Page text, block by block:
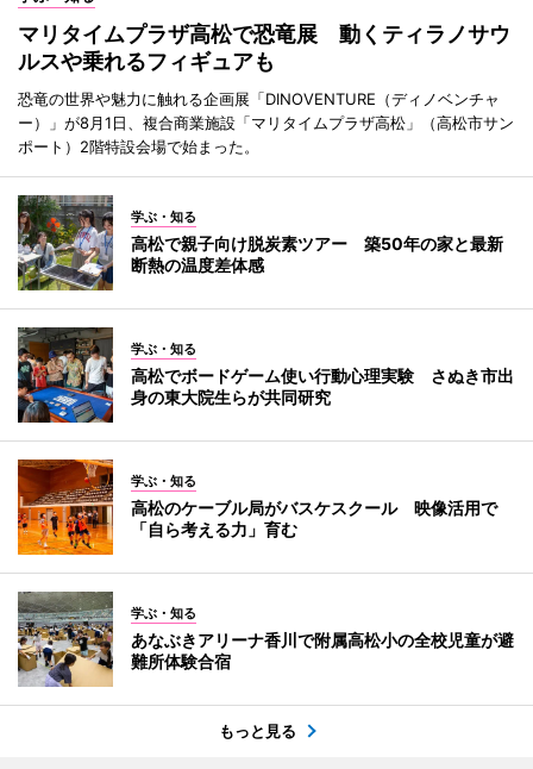
マリタイムプラザ高松で恐竜展 動くティラノサウ
ルスや乗れるフィギュアも
恐竜の世界や魅力に触れる企画展「DINOVENTURE（ディノベンチャ
ー）」が8月1日、複合商業施設「マリタイムプラザ高松」（高松市サン
ポート）2階特設会場で始まった。
学ぶ・知る
高松で親子向け脱炭素ツアー 築50年の家と最新
断熱の温度差体感
学ぶ・知る
高松でボードゲーム使い行動心理実験 さぬき市出
身の東大院生らが共同研究
学ぶ・知る
高松のケーブル局がバスケスクール 映像活用で
「自ら考える力」育む
学ぶ・知る
あなぶきアリーナ香川で附属高松小の全校児童が避
難所体験合宿
もっと見る